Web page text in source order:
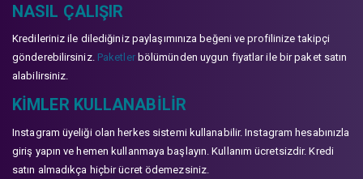
NASIL ÇALIŞIR
Kredileriniz ile dilediğiniz paylaşımınıza beğeni ve profilinize takipçi
gönderebilirsiniz. Paketlerbölümünden uygun fiyatlar ile bir paket satın
alabilirsiniz.
KIMLER KULLANABILIR
Instagram üyeliği olan herkes sistemi kullanabilir. Instagram hesabınızla
giriş yapın ve hemen kullanmaya başlayın. Kullanım ücretsizdir. Kredi
satın almadıkça hiçbir ücret ödemezsiniz.